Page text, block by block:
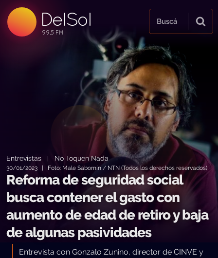
DelSol
99.5 FM
99.5 FM
99.5 FM
Buscá
Entrevistas No Toquen Nada
30/01/2023 | Foto: Male Sabornín / NTN (Todos los derechos reservados)
Reforma de seguridad social
busca contener el gasto con
aumento de edad de retiro y baja
de algunas pasividades
Entrevista con Gonzalo Zunino, director de CINVE y